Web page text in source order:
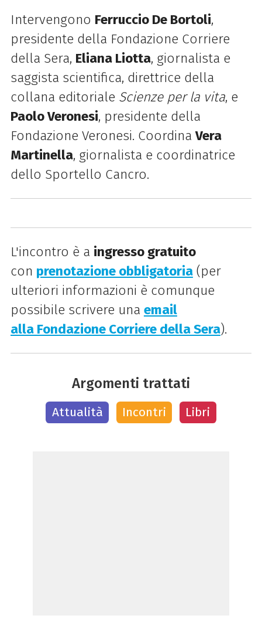
Intervengono Ferruccio De Bortoli,
presidente della Fondazione Corriere
della Sera, Eliana Liotta, giornalista e
saggista scientifica, direttrice della
collana editoriale Scienze per la vita, e
Paolo Veronesi, presidente della
Fondazione Veronesi. CoordinaVera
Martinella, giornalista e coordinatrice
dello Sportello Cancro.
L'incontro è a ingresso gratuito
con prenotazione obbligatoria(per
ulteriori informazioni è comunque
possibile scrivere una email
alla Fondazione Corriere della Sera).
Argomenti trattati
Attualità Incontri Libri